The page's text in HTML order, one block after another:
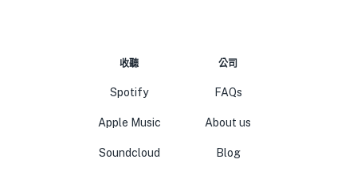
收聽
Spotify
Apple Music
Soundcloud
公司
FAQs
About us
Blog